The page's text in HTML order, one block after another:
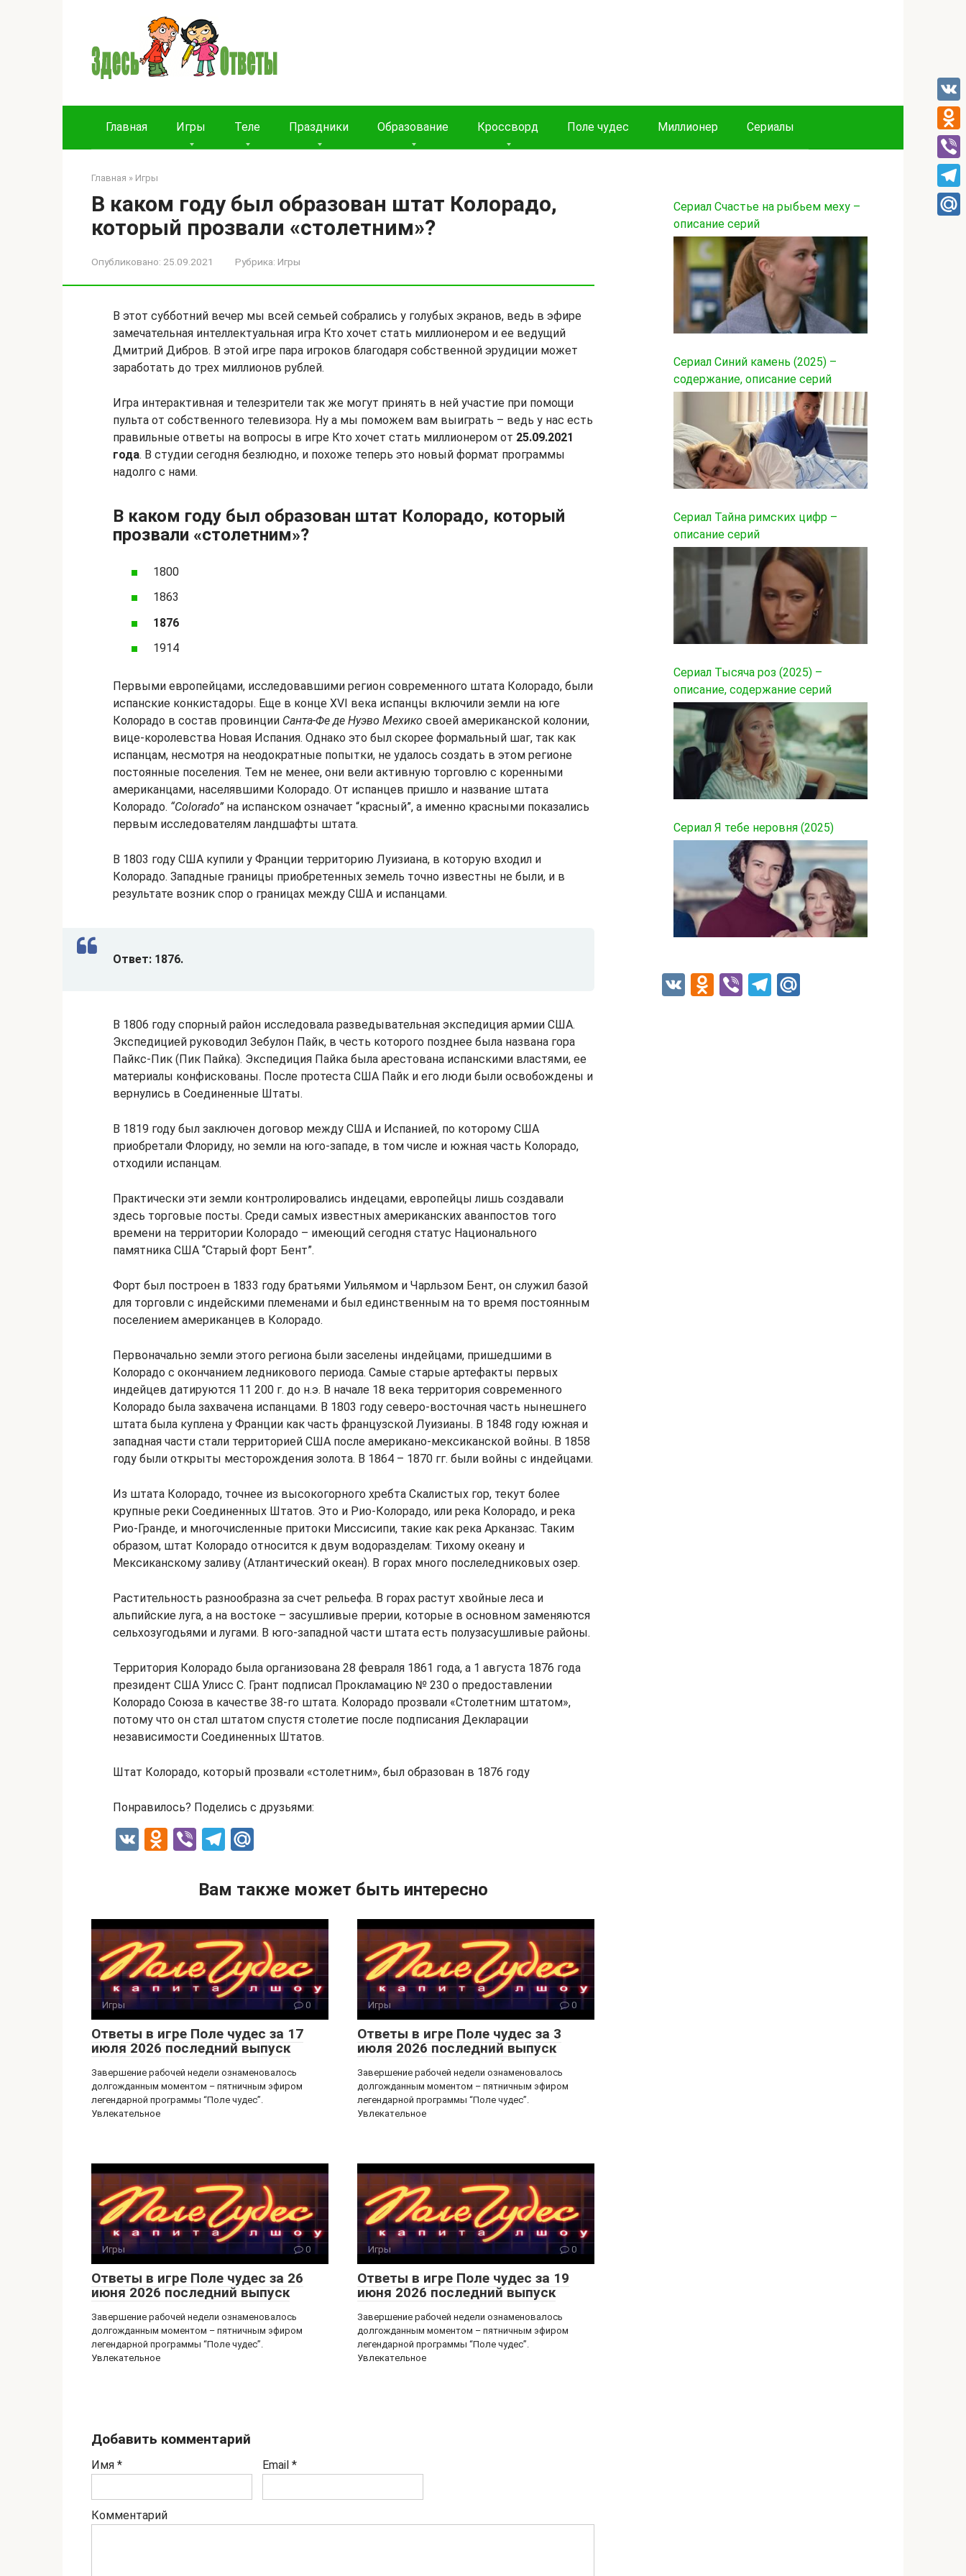
Главная Игры Теле Праздники Образование Кроссворд Поле чудес Миллионер Сериалы
Главная » Игры
В каком году был образован штат Колорадо,
который прозвали «столетним»?
Опубликовано: 25.09.2021 Рубрика: Игры
В этот субботний вечер мы всей семьей собрались у голубых экранов, ведь в эфире
замечательная интеллектуальная игра Кто хочет стать миллионером и ее ведущий
Дмитрий Дибров. В этой игре пара игроков благодаря собственной эрудиции может
заработать до трех миллионов рублей.
Игра интерактивная и телезрители так же могут принять в ней участие при помощи
пульта от собственного телевизора. Ну а мы поможем вам выиграть – ведь у нас есть
правильные ответы на вопросы в игре Кто хочет стать миллионером от 25.09.2021
года. В студии сегодня безлюдно, и похоже теперь это новый формат программы
надолго с нами.
В каком году был образован штат Колорадо, который
прозвали «столетним»?
1800
1863
1876
1914
Первыми европейцами, исследовавшими регион современного штата Колорадо, были
испанские конкистадоры. Еще в конце XVI века испанцы включили земли на юге
Колорадо в состав провинции Санта-Фе де Нуэво Мехико своей американской колонии,
вице-королевства Новая Испания. Однако это был скорее формальный шаг, так как
испанцам, несмотря на неодократные попытки, не удалось создать в этом регионе
постоянные поселения. Тем не менее, они вели активную торговлю с коренными
американцами, населявшими Колорадо. От испанцев пришло и название штата
Колорадо. “Colorado” на испанском означает “красный”, а именно красными показались
первым исследователям ландшафты штата.
В 1803 году США купили у Франции территорию Луизиана, в которую входил и
Колорадо. Западные границы приобретенных земель точно известны не были, и в
результате возник спор о границах между США и испанцами.
Ответ: 1876.
В 1806 году спорный район исследовала разведывательная экспедиция армии США.
Экспедицией руководил Зебулон Пайк, в честь которого позднее была названа гора
Пайкс-Пик (Пик Пайка). Экспедиция Пайка была арестована испанскими властями, ее
материалы конфискованы. После протеста США Пайк и его люди были освобождены и
вернулись в Соединенные Штаты.
В 1819 году был заключен договор между США и Испанией, по которому США
приобретали Флориду, но земли на юго-западе, в том числе и южная часть Колорадо,
отходили испанцам.
Практически эти земли контролировались индецами, европейцы лишь создавали
здесь торговые посты. Среди самых известных американских аванпостов того
времени на территории Колорадо – имеющий сегодня статус Национального
памятника США “Старый форт Бент”.
Форт был построен в 1833 году братьями Уильямом и Чарльзом Бент, он служил базой
для торговли с индейскими племенами и был единственным на то время постоянным
поселением американцев в Колорадо.
Первоначально земли этого региона были заселены индейцами, пришедшими в
Колорадо с окончанием ледникового периода. Самые старые артефакты первых
индейцев датируются 11 200 г. до н.э. В начале 18 века территория современного
Колорадо была захвачена испанцами. В 1803 году северо-восточная часть нынешнего
штата была куплена у Франции как часть французской Луизианы. В 1848 году южная и
западная части стали территорией США после американо-мексиканской войны. В 1858
году были открыты месторождения золота. В 1864 – 1870 гг. были войны с индейцами.
Из штата Колорадо, точнее из высокогорного хребта Скалистых гор, текут более
крупные реки Соединенных Штатов. Это и Рио-Колорадо, или река Колорадо, и река
Рио-Гранде, и многочисленные притоки Миссисипи, такие как река Арканзас. Таким
образом, штат Колорадо относится к двум водоразделам: Тихому океану и
Мексиканскому заливу (Атлантический океан). В горах много послеледниковых озер.
Растительность разнообразна за счет рельефа. В горах растут хвойные леса и
альпийские луга, а на востоке – засушливые прерии, которые в основном заменяются
сельхозугодьями и лугами. В юго-западной части штата есть полузасушливые районы.
Территория Колорадо была организована 28 февраля 1861 года, а 1 августа 1876 года
президент США Улисс С. Грант подписал Прокламацию № 230 о предоставлении
Колорадо Союза в качестве 38-го штата. Колорадо прозвали «Столетним штатом»,
потому что он стал штатом спустя столетие после подписания Декларации
независимости Соединенных Штатов.
Штат Колорадо, который прозвали «столетним», был образован в 1876 году
Понравилось? Поделись с друзьями:
V
O
kl
a
ss
ni
ki
Vi
er
T
e
a
m
.R
Вам также может быть интересно
Игры 0
Ответы в игре Поле чудес за 17
июля 2026 последний выпуск
Завершение рабочей недели ознаменовалось
долгожданным моментом – пятничным эфиром
легендарной программы “Поле чудес”.
Увлекательное
Игры 0
Ответы в игре Поле чудес за 3
июля 2026 последний выпуск
Завершение рабочей недели ознаменовалось
долгожданным моментом – пятничным эфиром
легендарной программы “Поле чудес”.
Увлекательное
Игры 0
Ответы в игре Поле чудес за 26
июня 2026 последний выпуск
Завершение рабочей недели ознаменовалось
долгожданным моментом – пятничным эфиром
легендарной программы “Поле чудес”.
Увлекательное
Игры 0
Ответы в игре Поле чудес за 19
июня 2026 последний выпуск
Завершение рабочей недели ознаменовалось
долгожданным моментом – пятничным эфиром
легендарной программы “Поле чудес”.
Увлекательное
Добавить комментарий
Имя * Email *
Комментарий
Сериал Счастье на рыбьем меху –
описание серий
Сериал Синий камень (2025) –
содержание, описание серий
Сериал Тайна римских цифр –
описание серий
Сериал Тысяча роз (2025) –
описание, содержание серий
Сериал Я тебе неровня (2025)
VK Odnoklassniki
ViberTelegram
VK
Viber